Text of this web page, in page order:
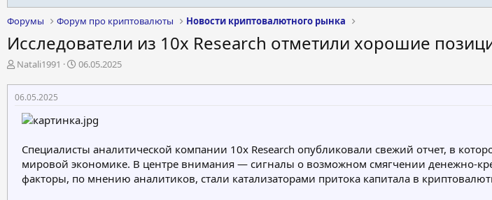
Форумы Форум про криптовалюты Новости криптовалютного рынка
Исследователи из 10x Research отметили хорошие
А
т
о
м
ы
Natali1991
Д
т
а
а
л
а
06.05.2025
06.05.2025
Специалисты аналитической компании 10x Research опубликовали свежий отчет, в
мировой экономике. В центре внимания — сигналы о возможном смягчении денежно-
факторы, по мнению аналитиков, стали катализаторами притока капитала в